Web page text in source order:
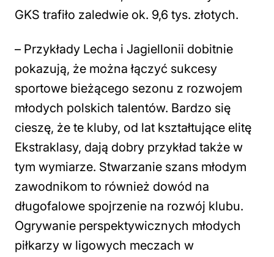
GKS trafiło zaledwie ok. 9,6 tys. złotych.
– Przykłady Lecha i Jagiellonii dobitnie
pokazują, że można łączyć sukcesy
sportowe bieżącego sezonu z rozwojem
młodych polskich talentów. Bardzo się
cieszę, że te kluby, od lat kształtujące elitę
Ekstraklasy, dają dobry przykład także w
tym wymiarze. Stwarzanie szans młodym
zawodnikom to również dowód na
długofalowe spojrzenie na rozwój klubu.
Ogrywanie perspektywicznych młodych
piłkarzy w ligowych meczach w